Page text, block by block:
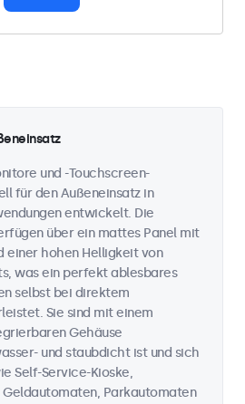
und -Touchscreen-
für den Außeneinsatz in
entwickelt. Die
über ein mattes Panel mit
einer hohen Helligkeit von
was ein perfekt ablesbares
selbst bei direktem
Sie sind mit einem
Gehäuse
und staubdicht ist und sich
Self-Service-Kioske,
Parkautomaten